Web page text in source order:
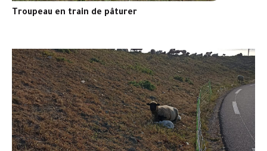
Troupeau en train de pâturer